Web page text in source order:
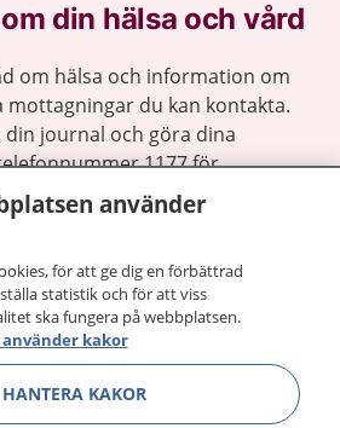
din hälsa och vård
om hälsa och information om
mottagningar du kan kontakta.
din journal och göra dina
1177 för
dygnet runt.
du vill må bättre.
Visa
använder
för att ge dig en förbättrad
statistik och för att viss
ska fungera på webbplatsen.
kakor
HANTERA KAKOR